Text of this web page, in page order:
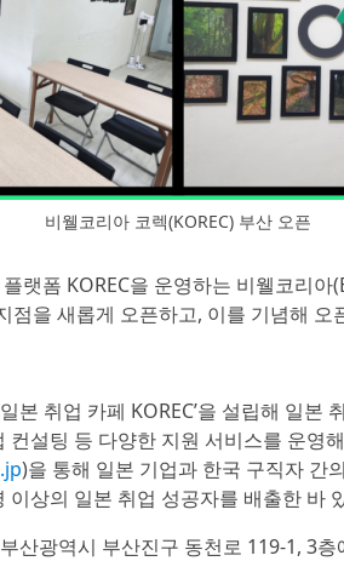
비웰코리아 코렉(KOREC) 부산 오픈
랫폼 KOREC을 운영하는 비웰코리
점을 새롭게 오픈하고, 이를 기념해
본 취업 카페 KOREC’을 설립해 일본
설팅 등 다양한 지원 서비스를 운영
)을 통해 일본 기업과 한국 구직자 간
상의 일본 취업 성공자를 배출한 바
부산광역시 부산진구 동천로 119-1, 3